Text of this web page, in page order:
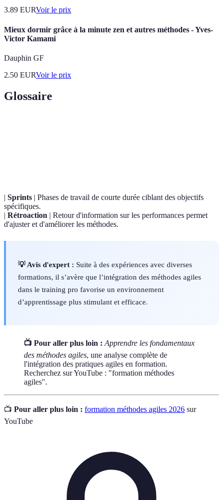
3.89 EURVoir le prix
Mieux dormir grâce à la minute zen et autres méthodes - Yves-
Victor Kamami
Dauphin GF
2.50 EURVoir le prix
Glossaire
| Sprints | Phases de travail de courte durée ciblant des objectifs
spécifiques.
| Rétroaction | Retour d'information sur les performances permet
d'ajuster et d'améliorer les méthodes.
💡 Avis d'expert : Suite à des expériences avec diverses
formations, il s’avère que l’intégration des méthodes agiles
dans le training pro favorise un environnement
d’apprentissage plus stimulant et efficace.
📺 Pour aller plus loin : Apprendre les fondamentaux
des méthodes agiles, une analyse complète de
l'intégration des pratiques agiles en formation.
Recherchez sur YouTube : "formation méthodes
agiles".
📺 Pour aller plus loin : formation méthodes agiles 2026 sur
YouTube